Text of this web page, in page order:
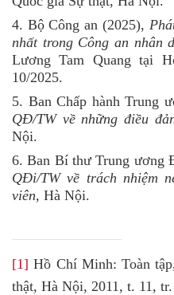
4. Bộ Công an (2025),
nhất trong Công an nhân
Lương Tam Quang tại
10/2025.
5. Ban Chấp hành Trung
QĐ/TW về những điều
Nội.
6. Ban Bí thư Trung ương
QĐi/TW về trách nhiệm
viên, Hà Nội.
[1] Hồ Chí Minh: Toàn
thật, Hà Nội, 2011, t. 11,